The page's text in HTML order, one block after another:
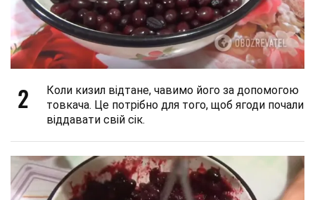
2
Коли кизил відтане, чавимо його за допомогою
товкача. Це потрібно для того, щоб ягоди почали
віддавати свій сік.